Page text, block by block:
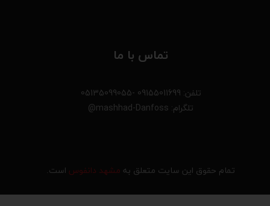
تمام حقوق این سایت متعلق به مشهد دانفوساست.
تماس با ما
تلفن: 09155011699 -05135099055
تلگرام: mashhad-Danfoss@